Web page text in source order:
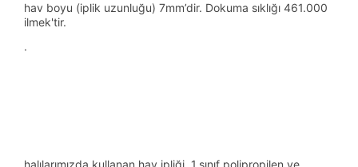
hav boyu (iplik uzunluğu) 7mm’dir. Dokuma sıklığı 461.000
ilmek'tir.
·
halılarımızda kullanan hav ipliği, 1.sınıf polipropilen ve